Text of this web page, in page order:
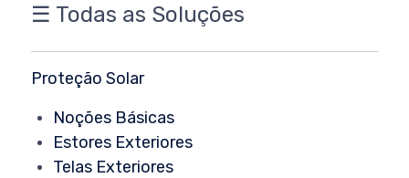
☰ Todas as Soluções
Proteção Solar
Noções Básicas
Estores Exteriores
Telas Exteriores